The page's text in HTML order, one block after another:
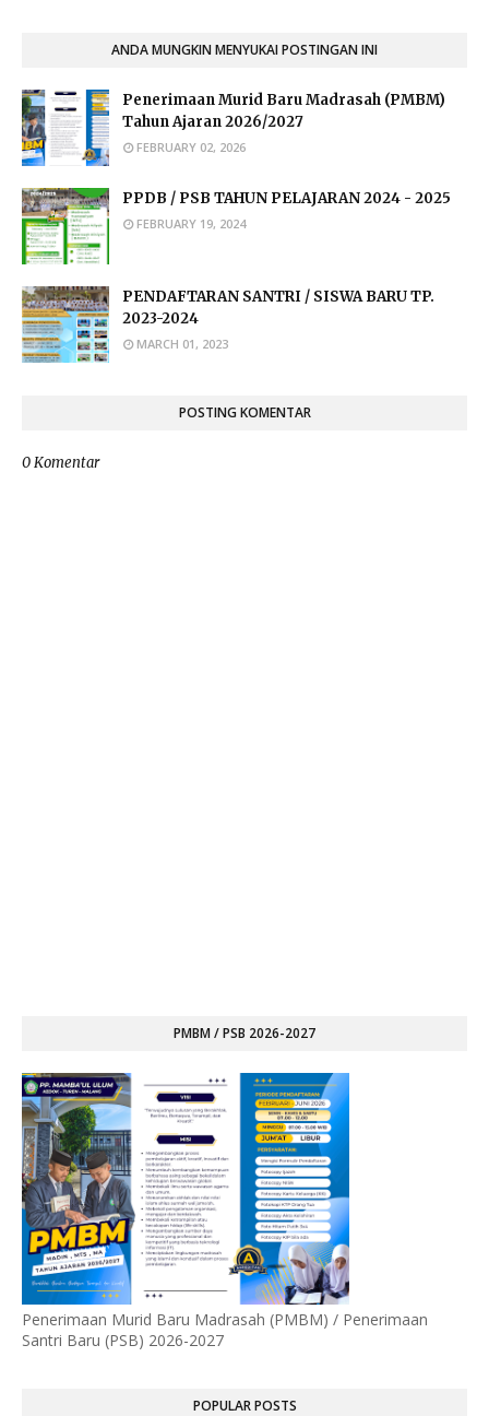
ANDA MUNGKIN MENYUKAI POSTINGAN INI
Penerimaan Murid Baru Madrasah (PMBM)
Tahun Ajaran 2026/2027
FEBRUARY 02, 2026
PPDB / PSB TAHUN PELAJARAN 2024 - 2025
FEBRUARY 19, 2024
PENDAFTARAN SANTRI / SISWA BARU TP.
2023-2024
MARCH 01, 2023
POSTING KOMENTAR
0 Komentar
PMBM / PSB 2026-2027
Penerimaan Murid Baru Madrasah (PMBM) / Penerimaan
Santri Baru (PSB) 2026-2027
POPULAR POSTS